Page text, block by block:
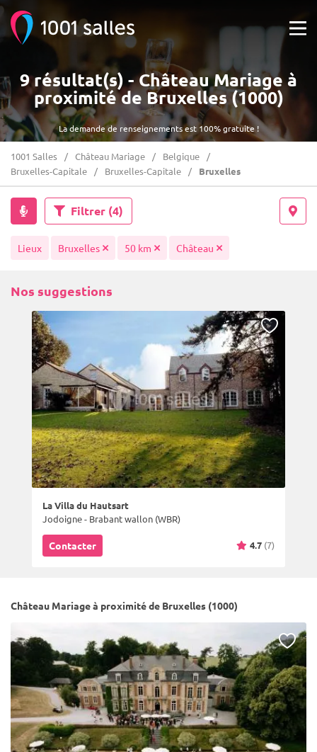
La demande de renseignements est 100% gratuite !
9 résultat(s) - Château Mariage à
proximité de Bruxelles (1000)
1001 Salles Château Mariage
Belgique
Bruxelles-Capitale
Bruxelles-Capitale Bruxelles
Filtrer (4)
Lieux Bruxelles 50 km Château
Nos suggestions
La Villa du Hautsart
Jodoigne - Brabant wallon (WBR)
Contacter 4.7 (7)
Château Mariage à proximité de Bruxelles (1000)